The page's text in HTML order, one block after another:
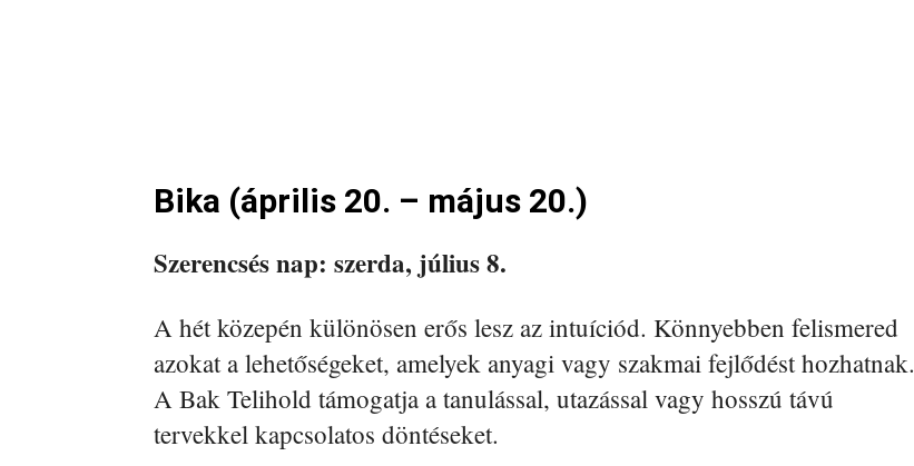
Bika (április 20. – május 20.)
Szerencsés nap: szerda, július 8.
A hét közepén különösen erős lesz az intuíciód. Könnyebben felismered
azokat a lehetőségeket, amelyek anyagi vagy szakmai fejlődést hozhatnak.
A Bak Telihold támogatja a tanulással, utazással vagy hosszú távú
tervekkel kapcsolatos döntéseket.